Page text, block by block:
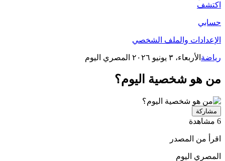
اكتشف
حسابي
الإعدادات والملف الشخصي
رياضة الأربعاء، ٣ يونيو ٢٠٢٦ المصري اليوم
من هو شخصية اليوم؟
مشاركة
6 مشاهدة
اقرأ من المصدر
المصري اليوم